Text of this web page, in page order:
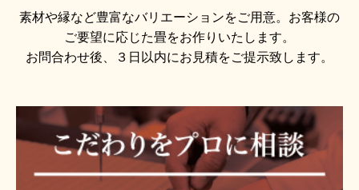
素材や縁など豊富なバリエーションをご用意。お客様の
ご要望に応じた畳をお作りいたします。
お問合わせ後、３日以内にお見積をご提示致します。